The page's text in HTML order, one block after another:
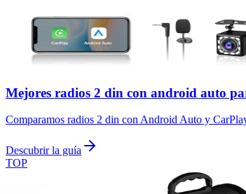
Mejores radios 2 din con android auto
Comparamos radios 2 din con Android Auto y
Descubrir la guía
TOP